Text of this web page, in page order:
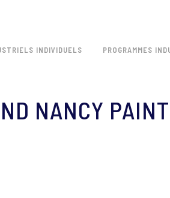
INDIVIDUELS PROGRAMMES
NANCY PAINT